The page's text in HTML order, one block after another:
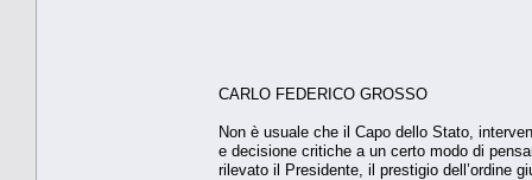
CARLO FEDERICO GROSSO
Non è usuale che il Capo dello Stato,
e decisione critiche a un certo modo di
rilevato il Presidente, il prestigio dell’ordine